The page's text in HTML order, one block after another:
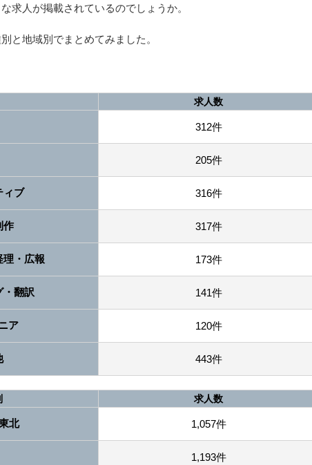
求人が掲載されているのでしょうか。
と地域別でまとめてみました。
求人数
312件
205件
ィブ 316件
作 317件
理・広報 173件
・翻訳 141件
ア 120件
443件
求人数
北 1,057件
1,193件